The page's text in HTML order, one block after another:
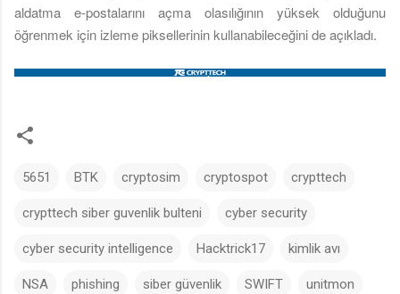
aldatma e-postalarını açma olasılığının yüksek olduğunu
öğrenmek için izleme piksellerinin kullanabileceğini de açıkladı.
5651 BTK cryptosim cryptospot crypttech
crypttech siber guvenlik bulteni cyber security
cyber security intelligence Hacktrick17 kimlik avı
NSA phishing siber güvenlik SWIFT unitmon